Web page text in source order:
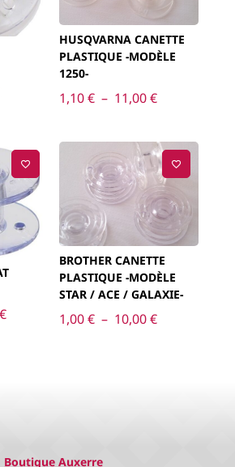
0,80 €
€
HUSQVARNA CANETTE
PLASTIQUE -MODÈLE
1250-
1,10€ – 11,00€Plage
prix :
1,10 €
à
11,00 €
€Plage
BROTHER CANETTE
PLASTIQUE -MODÈLE
STAR / ACE / GALAXIE-
1,00€ – 10,00€Plage
Boutique Auxerre